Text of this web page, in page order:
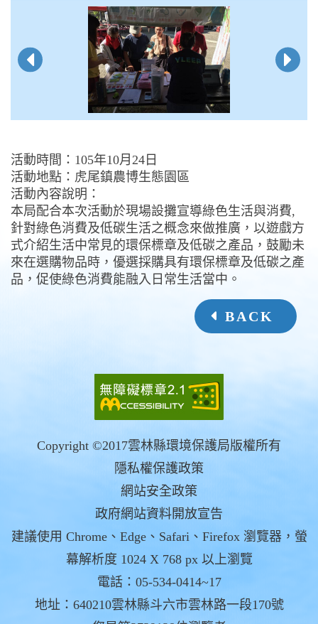
活動時間：105年10月24日
活動地點：虎尾鎮農博生態園區
活動內容說明：
本局配合本次活動於現場設攤宣導綠色生活與消費,
針對綠色消費及低碳生活之概念來做推廣，以遊戲方
式介紹生活中常見的環保標章及低碳之產品，鼓勵未
來在選購物品時，優選採購具有環保標章及低碳之產
品，促使綠色消費能融入日常生活當中。
BACK
Copyright ©2017雲林縣環境保護局版權所有
隱私權保護政策
網站安全政策
政府網站資料開放宣告
建議使用 Chrome、Edge、Safari、Firefox 瀏覽器，螢
幕解析度 1024 X 768 px 以上瀏覽
電話：05-534-0414~17
地址：640210雲林縣斗六市雲林路一段170號